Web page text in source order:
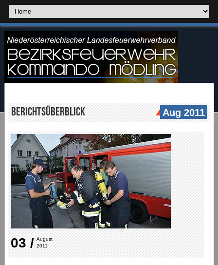
Berichtsüberblick Aug 2011
03 / August
2011